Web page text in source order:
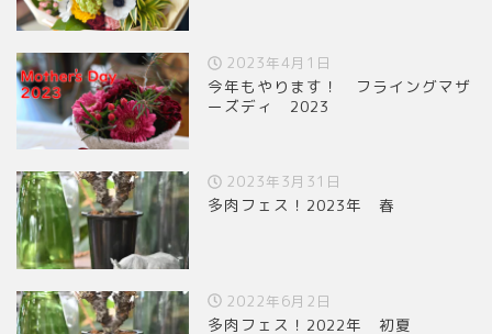
2023年4月1日
今年もやります！ フライングマザ
ーズディ 2023
2023年3月31日
多肉フェス！2023年 春
2022年6月2日
多肉フェス！2022年 初夏